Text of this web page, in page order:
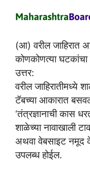
(आ) वरील जाहिरात
कोणकोणत्या
उत्तर:
वरील जाहिरातीमध्ये
टॅबच्या आकारात
‘तंत्रज्ञानाची कास
शाळेच्या नावाखाली
अथवा वेबसाइट नमूद
उपलब्ध होईल.